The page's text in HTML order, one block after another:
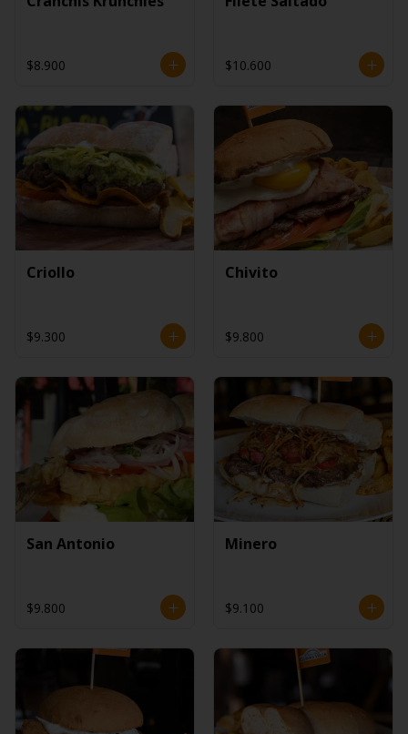
$8.900 $10.600
Criollo
$9.300
Chivito
$9.800
San Antonio
$9.800
Minero
$9.100